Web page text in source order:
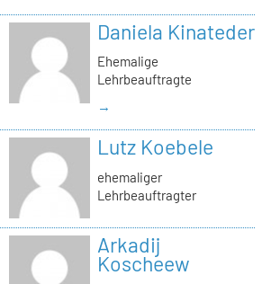
Daniela Kinateder
Ehemalige
Lehrbeauftragte
→
Lutz Koebele
ehemaliger
Lehrbeauftragter
Arkadij
Koscheew